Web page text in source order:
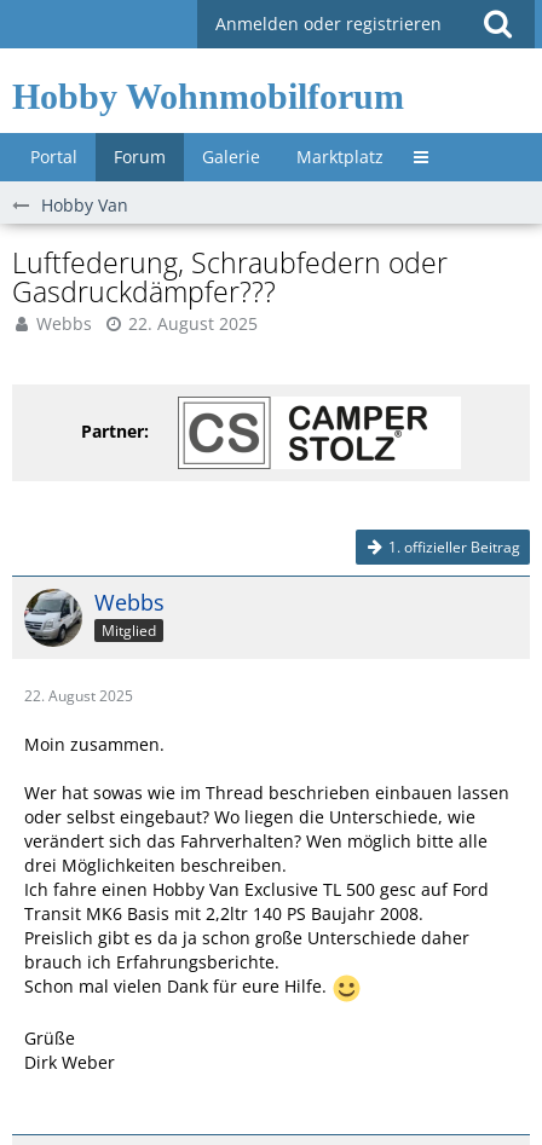
Anmelden oder registrieren
Hobby Wohnmobilforum
Portal Forum Galerie Marktplatz Untermenü »
Hobby Van
Luftfederung, Schraubfedern oder
Gasdruckdämpfer???
Webbs 22. August 2025
Partner:
1. offizieller Beitrag
Webbs
Mitglied
22. August 2025
Moin zusammen.
Wer hat sowas wie im Thread beschrieben einbauen lassen
oder selbst eingebaut? Wo liegen die Unterschiede, wie
verändert sich das Fahrverhalten? Wen möglich bitte alle
drei Möglichkeiten beschreiben.
Ich fahre einen Hobby Van Exclusive TL 500 gesc auf Ford
Transit MK6 Basis mit 2,2ltr 140 PS Baujahr 2008.
Preislich gibt es da ja schon große Unterschiede daher
brauch ich Erfahrungsberichte.
Schon mal vielen Dank für eure Hilfe.
Grüße
Dirk Weber